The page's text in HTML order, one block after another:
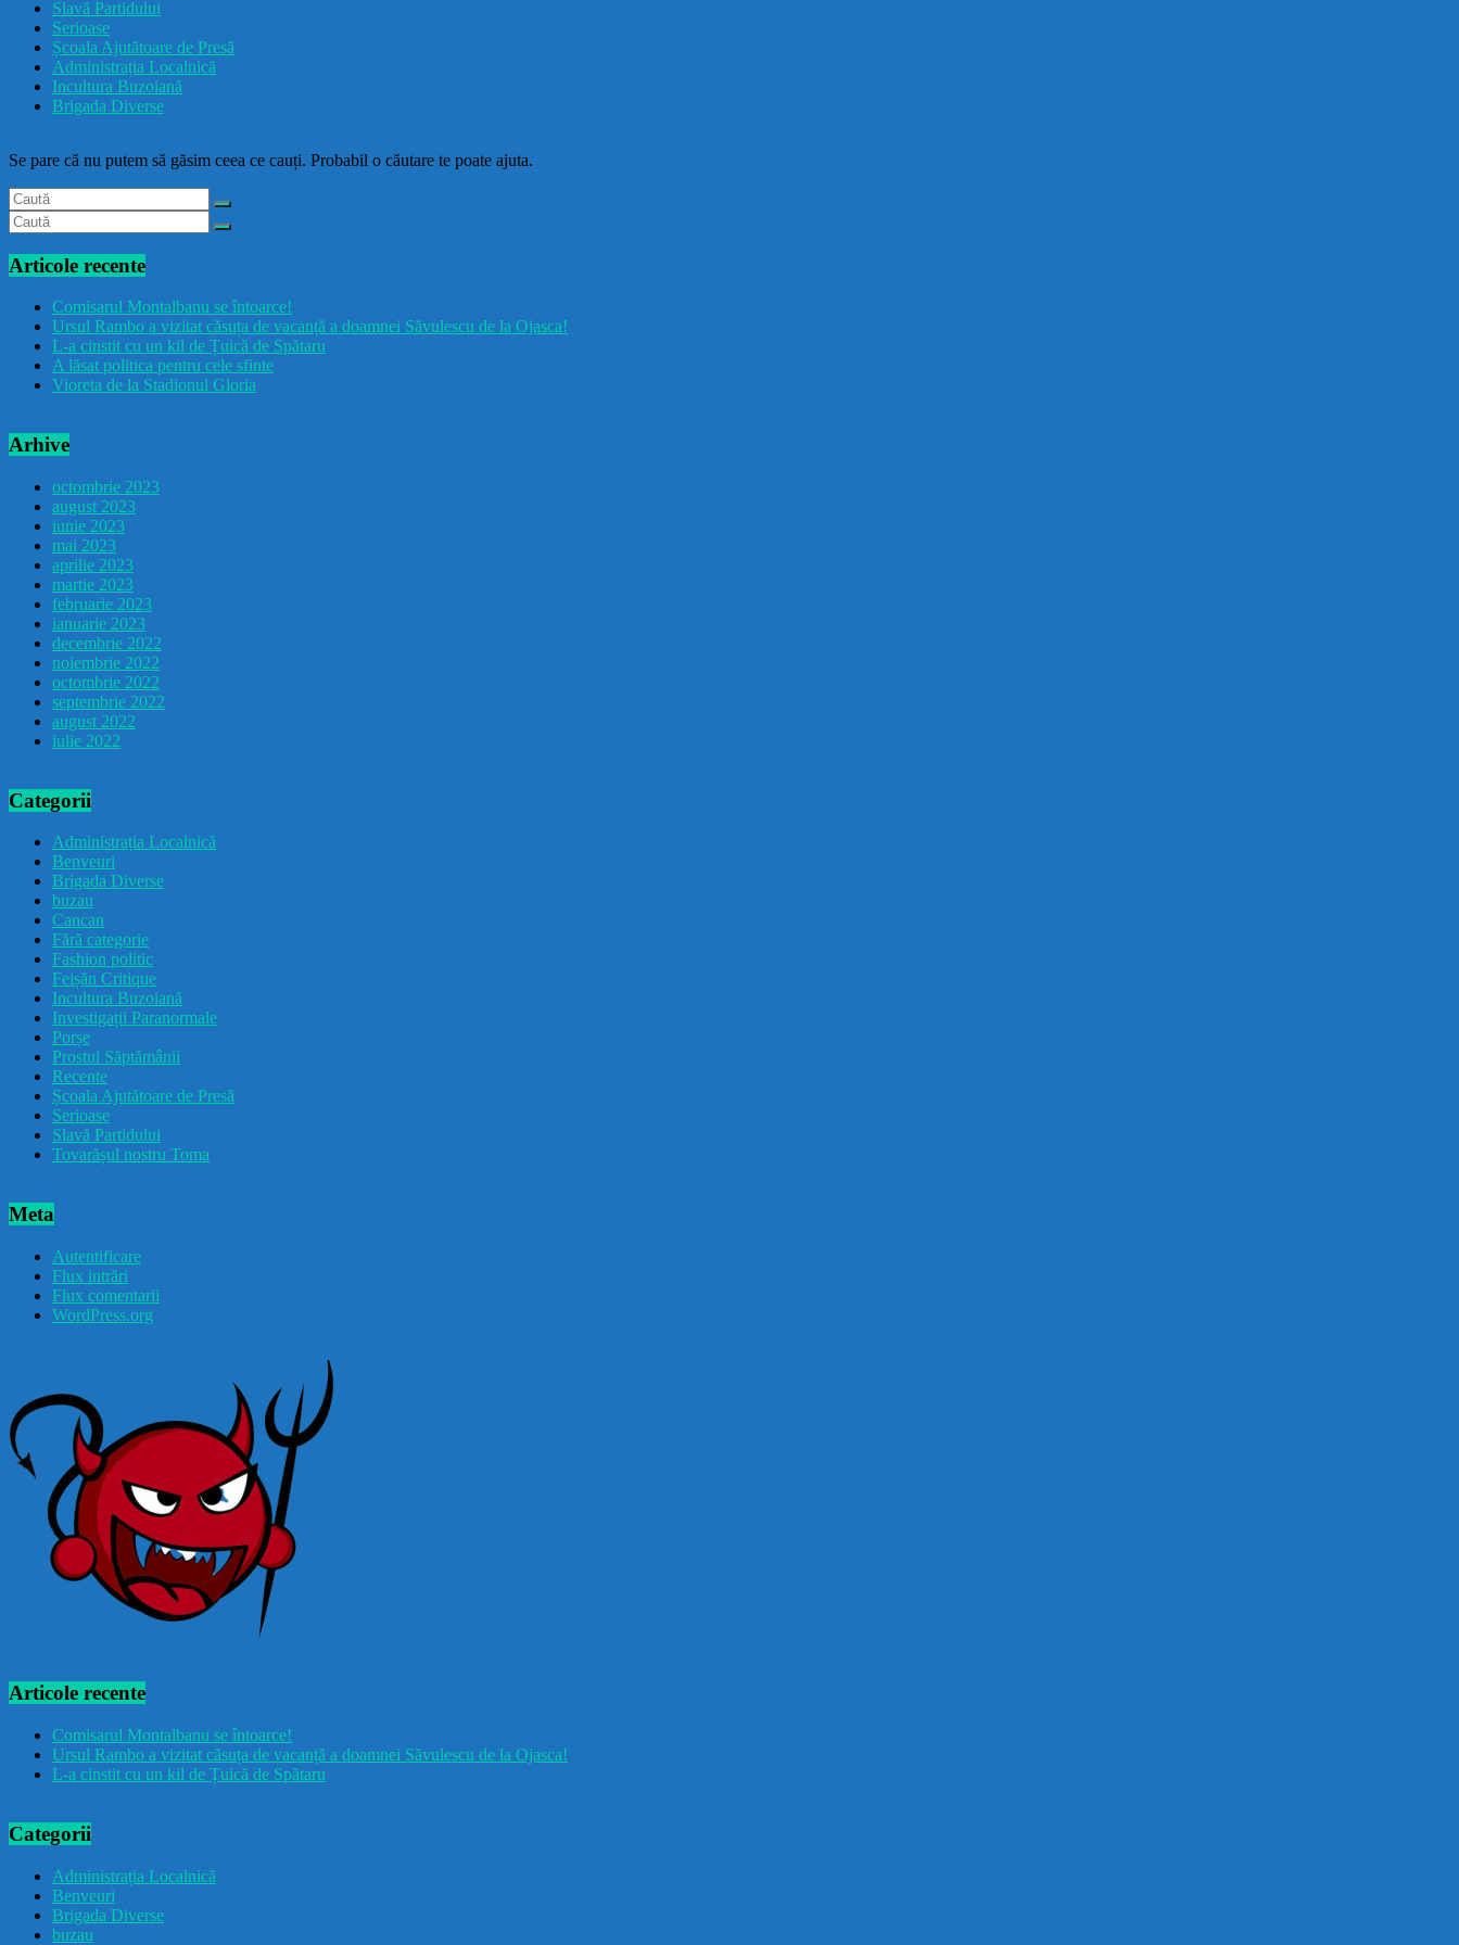
Slavă Partidului
Serioase
Școala Ajutătoare de Presă
Administrația Localnică
Incultura Buzoiană
Brigada Diverse
Se pare că nu putem să găsim ceea ce cauți. Probabil o căutare te poate ajuta.
Articole recente
Comisarul Montalbanu se întoarce!
Ursul Rambo a vizitat căsuța de vacanță a doamnei Săvulescu de la Ojasca!
L-a cinstit cu un kil de Țuică de Spătaru
A lăsat politica pentru cele sfinte
Vioreta de la Stadionul Gloria
Arhive
octombrie 2023
august 2023
iunie 2023
mai 2023
aprilie 2023
martie 2023
februarie 2023
ianuarie 2023
decembrie 2022
noiembrie 2022
octombrie 2022
septembrie 2022
august 2022
iulie 2022
Categorii
Administrația Localnică
Benveuri
Brigada Diverse
buzau
Cancan
Fără categorie
Fashion politic
Feișăn Critique
Incultura Buzoiană
Investigații Paranormale
Porșe
Prostul Săptămânii
Recente
Școala Ajutătoare de Presă
Serioase
Slavă Partidului
Tovarășul nostru Toma
Meta
Autentificare
Flux intrări
Flux comentarii
WordPress.org
Articole recente
Comisarul Montalbanu se întoarce!
Ursul Rambo a vizitat căsuța de vacanță a doamnei Săvulescu de la Ojasca!
L-a cinstit cu un kil de Țuică de Spătaru
Categorii
Administrația Localnică
Benveuri
Brigada Diverse
buzau